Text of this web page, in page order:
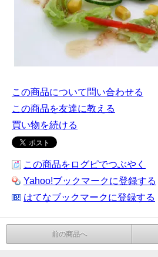
この商品について問い合わせる
この商品を友達に教える
買い物を続ける
この商品をログピでつぶやく
Yahoo!ブックマークに登録する
はてなブックマークに登録する
前の商品へ